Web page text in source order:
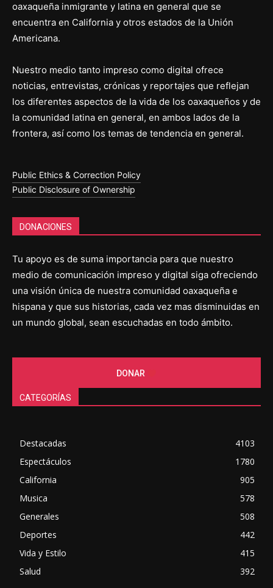
oaxaqueña inmigrante y latina en general que se
encuentra en California y otros estados de la Unión
Americana.
Nuestro medio tanto impreso como digital ofrece
noticias, entrevistas, crónicas y reportajes que reflejan
los diferentes aspectos de la vida de los oaxaqueños y de
la comunidad latina en general, en ambos lados de la
frontera, así como los temas de tendencia en general.
Public Ethics & Correction Policy
Public Disclosure of Ownership
DONACIONES
Tu apoyo es de suma importancia para que nuestro
medio de comunicación impreso y digital siga ofreciendo
una visión única de nuestra comunidad oaxaqueña e
hispana y que sus historias, cada vez mas disminuidas en
un mundo global, sean escuchadas en todo ámbito.
DONAR
CATEGORÍAS
Destacadas
4103
Espectáculos
1780
California
905
Musica
578
Generales
508
Deportes
442
Vida y Estilo
415
Salud
392